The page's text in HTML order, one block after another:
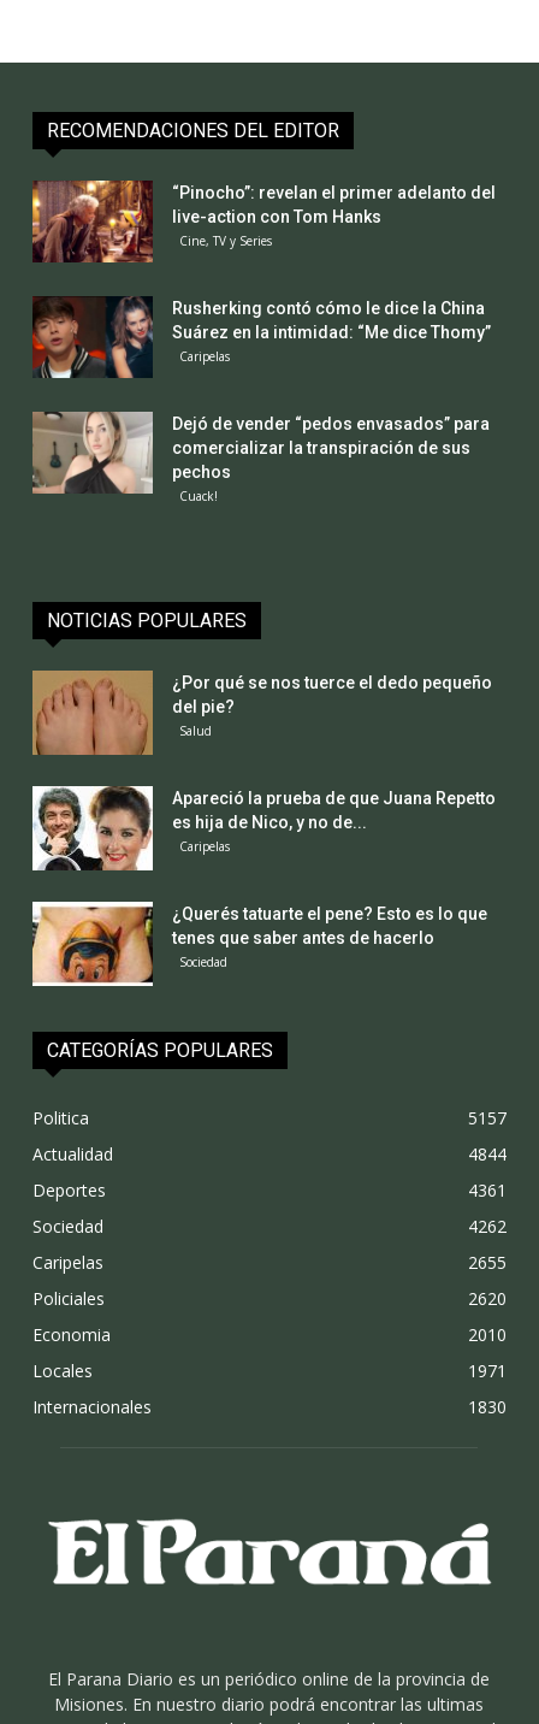
RECOMENDACIONES DEL EDITOR
“Pinocho”: revelan el primer adelanto del
live-action con Tom Hanks
Cine, TV y Series
Rusherking contó cómo le dice la China
Suárez en la intimidad: “Me dice Thomy”
Caripelas
Dejó de vender “pedos envasados” para
comercializar la transpiración de sus
pechos
Cuack!
NOTICIAS POPULARES
¿Por qué se nos tuerce el dedo pequeño
del pie?
Salud
Apareció la prueba de que Juana Repetto
es hija de Nico, y no de...
Caripelas
¿Querés tatuarte el pene? Esto es lo que
tenes que saber antes de hacerlo
Sociedad
CATEGORÍAS POPULARES
Politica
5157
Actualidad
4844
Deportes
4361
Sociedad
4262
Caripelas
2655
Policiales
2620
Economia
2010
Locales
1971
Internacionales
1830
El Parana Diario es un periódico online de la provincia de
Misiones. En nuestro diario podrá encontrar las ultimas